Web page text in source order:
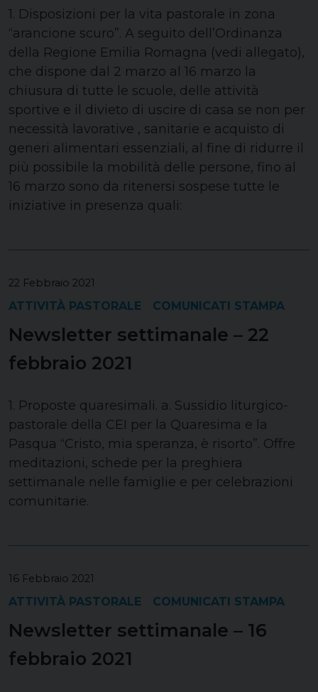
1. Disposizioni per la vita pastorale in zona
“arancione scuro”. A seguito dell’Ordinanza
della Regione Emilia Romagna (vedi allegato),
che dispone dal 2 marzo al 16 marzo la
chiusura di tutte le scuole, delle attività
sportive e il divieto di uscire di casa se non per
necessità lavorative , sanitarie e acquisto di
generi alimentari essenziali, al fine di ridurre il
più possibile la mobilità delle persone, fino al
16 marzo sono da ritenersi sospese tutte le
iniziative in presenza quali:
22 Febbraio 2021
ATTIVITÀ PASTORALE COMUNICATI STAMPA
Newsletter settimanale – 22
febbraio 2021
1. Proposte quaresimali. a. Sussidio liturgico-
pastorale della CEI per la Quaresima e la
Pasqua “Cristo, mia speranza, è risorto”. Offre
meditazioni, schede per la preghiera
settimanale nelle famiglie e per celebrazioni
comunitarie.
16 Febbraio 2021
ATTIVITÀ PASTORALE COMUNICATI STAMPA
Newsletter settimanale – 16
febbraio 2021